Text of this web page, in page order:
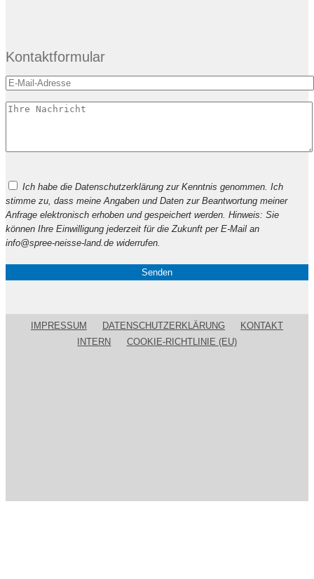
Kontaktformular
lasse
Feld
leer.
Ich habe die Datenschutzerklärung zur Kenntnis genommen. Ich
stimme zu, dass meine Angaben und Daten zur Beantwortung meiner
Anfrage elektronisch erhoben und gespeichert werden. Hinweis: Sie
können Ihre Einwilligung jederzeit für die Zukunft per E-Mail an
info@spree-neisse-land.de widerrufen.
IMPRESSUM DATENSCHUTZERKLÄRUNG
KONTAKT
INTERN
COOKIE-RICHTLINIE (EU)